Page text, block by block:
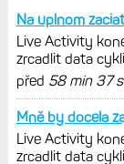
AKTUÁLNĚ